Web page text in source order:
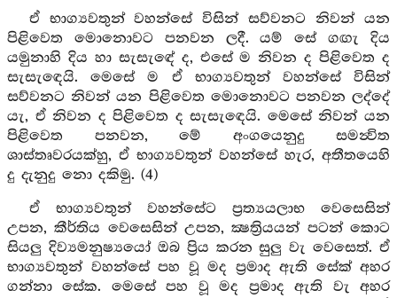
ඒ භාග්‍යවතුන් වහන්සේ විසින් සව්වනට නිවන් යන
පිළිවෙත මොනොවට පනවන ලදී. යම් සේ ගඟැ දිය
යමුනාහි දිය හා සැසැඳේ ද, එසේ ම නිවන ද පිළිවෙත ද
සැසැඳෙයි. මෙසේ ම ඒ භාග්‍යවතුන් වහන්සේ විසින්
සව්වනට නිවන් යන පිළිවෙත මොනොවට පනවන ලද්දේ
යැ, ඒ නිවන ද පිළිවෙත ද සැසැඳෙයි. මෙසේ නිවන් යන
පිළිවෙත පනවන, මේ අංගයෙනුදු සමන්‍විත
ශාස්තෘවරයක්හු, ඒ භාග්‍යවතුන් වහන්සේ හැර, අතීතයෙහි
දු දැනුදු නො දකිමු. (4)
ඒ භාග්‍යවතුන් වහන්සේට ප්‍රත්‍යයලාභ වෙසෙසින්
උපන, කීර්තිය වෙසෙසින් උපන, ක්‍ෂත්‍රියයන් පටන් කොට
සියලු දිව්‍යමනුෂ්‍යයෝ ඔබ ප්‍රිය කරන සුලු වැ වෙසෙත්. ඒ
භාග්‍යවතුන් වහන්සේ පහ වූ මද ප්‍රමාද ඇති සේක් අහර
ගන්නා සේක. මෙසේ පහ වූ මද ප්‍රමාද ඇති වැ අහර